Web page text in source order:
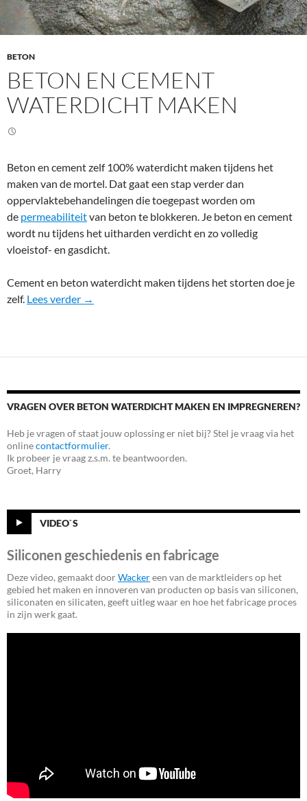
BETON
BETON EN CEMENT
WATERDICHT MAKEN
Beton en cement zelf 100% waterdicht maken tijdens het
maken van de mortel. Dat gaat een stap verder dan
oppervlaktebehandelingen die toegepast worden om
de permeabiliteitvan beton te blokkeren. Je beton en cement
wordt nu tijdens het uitharden verdicht en zo volledig
vloeistof- en gasdicht.
Cement en beton waterdicht maken tijdens het storten doe je
zelf. Lees verder Beton en cement waterdicht maken
→
VRAGEN OVER BETON WATERDICHT MAKEN EN IMPREGNEREN?
Heb je vragen of staat jouw oplossing er niet bij? Stel je vraag via het
onlinecontactformulier.
Ik probeer je vraag z.s.m. te beantwoorden.
Groet, Harry
VIDEO`S
Siliconen geschiedenis en fabricage
Deze video, gemaakt doorWackereen van de marktleiders op het
gebied het maken en innoveren van producten op basis van siliconen,
siliconaten en silicaten, geeft uitleg waar en hoe het fabricage proces
in zijn werk gaat.